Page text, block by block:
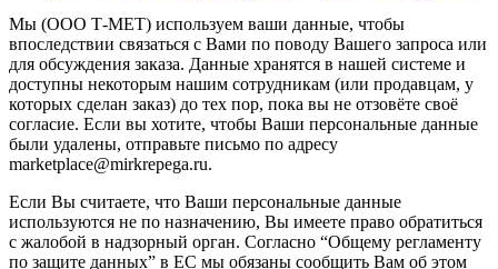
Мы (ООО Т-МЕТ) используем ваши данные, чтобы
впоследствии связаться с Вами по поводу Вашего запроса или
для обсуждения заказа. Данные хранятся в нашей системе и
доступны некоторым нашим сотрудникам (или продавцам, у
которых сделан заказ) до тех пор, пока вы не отзовёте своё
согласие. Если вы хотите, чтобы Ваши персональные данные
были удалены, отправьте письмо по адресу
marketplace@mirkrepega.ru.
Если Вы считаете, что Ваши персональные данные
используются не по назначению, Вы имеете право обратиться
с жалобой в надзорный орган. Согласно “Общему регламенту
по защите данных” в ЕС мы обязаны сообщить Вам об этом